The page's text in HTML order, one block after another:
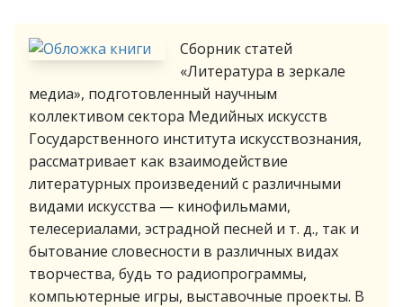
Сборник статей
«Литература в зеркале
медиа», подготовленный научным
коллективом сектора Медийных искусств
Государственного института искусствознания,
рассматривает как взаимодействие
литературных произведений с различными
видами искусства — кинофильмами,
телесериалами, эстрадной песней и т. д., так и
бытование словесности в различных видах
творчества, будь то радиопрограммы,
компьютерные игры, выставочные проекты. В